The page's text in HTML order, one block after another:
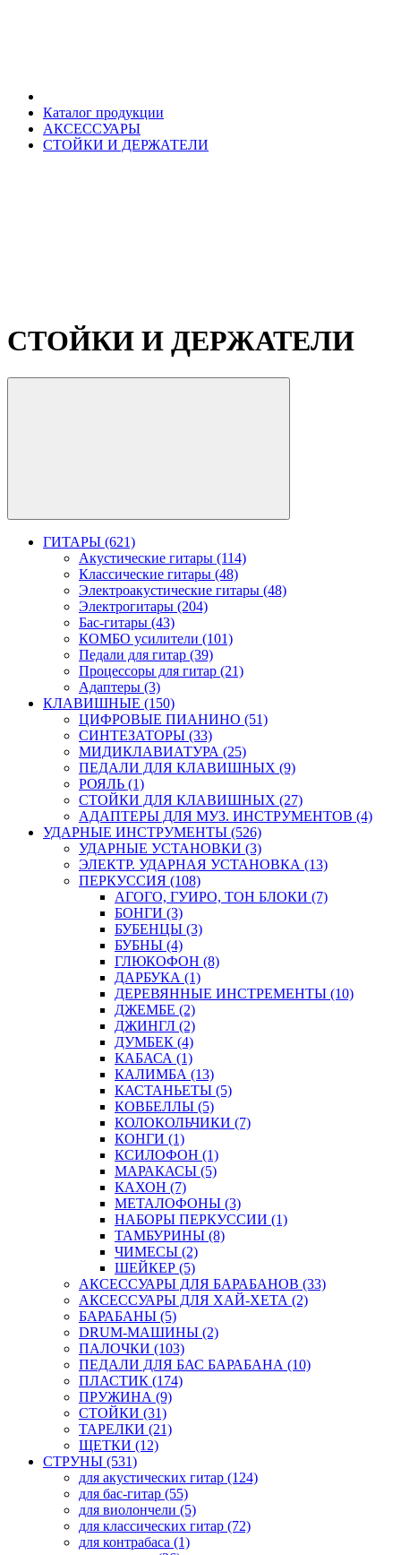
Каталог продукции
АКСЕССУАРЫ
СТОЙКИ И ДЕРЖАТЕЛИ
СТОЙКИ И ДЕРЖАТЕЛИ
ГИТАРЫ (621)
Акустические гитары (114)
Классические гитары (48)
Электроакустические гитары (48)
Электрогитары (204)
Бас-гитары (43)
КОМБО усилители (101)
Педали для гитар (39)
Процессоры для гитар (21)
Адаптеры (3)
КЛАВИШНЫЕ (150)
ЦИФРОВЫЕ ПИАНИНО (51)
СИНТЕЗАТОРЫ (33)
МИДИКЛАВИАТУРА (25)
ПЕДАЛИ ДЛЯ КЛАВИШНЫХ (9)
РОЯЛЬ (1)
СТОЙКИ ДЛЯ КЛАВИШНЫХ (27)
АДАПТЕРЫ ДЛЯ МУЗ. ИНСТРУМЕНТОВ (4)
УДАРНЫЕ ИНСТРУМЕНТЫ (526)
УДАРНЫЕ УСТАНОВКИ (3)
ЭЛЕКТР. УДАРНАЯ УСТАНОВКА (13)
ПЕРКУССИЯ (108)
АГОГО, ГУИРО, ТОН БЛОКИ (7)
БОНГИ (3)
БУБЕНЦЫ (3)
БУБНЫ (4)
ГЛЮКОФОН (8)
ДАРБУКА (1)
ДЕРЕВЯННЫЕ ИНСТРЕМЕНТЫ (10)
ДЖЕМБЕ (2)
ДЖИНГЛ (2)
ДУМБЕК (4)
КАБАСА (1)
КАЛИМБА (13)
КАСТАНЬЕТЫ (5)
КОВБЕЛЛЫ (5)
КОЛОКОЛЬЧИКИ (7)
КОНГИ (1)
КСИЛОФОН (1)
МАРАКАСЫ (5)
КАХОН (7)
МЕТАЛОФОНЫ (3)
НАБОРЫ ПЕРКУССИИ (1)
ТАМБУРИНЫ (8)
ЧИМЕСЫ (2)
ШЕЙКЕР (5)
АКСЕССУАРЫ ДЛЯ БАРАБАНОВ (33)
АКСЕССУАРЫ ДЛЯ ХАЙ-ХЕТА (2)
БАРАБАНЫ (5)
DRUM-МАШИНЫ (2)
ПАЛОЧКИ (103)
ПЕДАЛИ ДЛЯ БАС БАРАБАНА (10)
ПЛАСТИК (174)
ПРУЖИНА (9)
СТОЙКИ (31)
ТАРЕЛКИ (21)
ЩЕТКИ (12)
СТРУНЫ (531)
для акустических гитар (124)
для бас-гитар (55)
для виолончели (5)
для классических гитар (72)
для контрабаса (1)